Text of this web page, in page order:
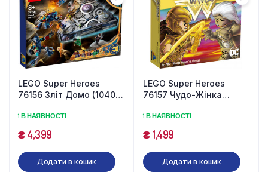
LEGO Super Heroes
76156 Зліт Домо (1040
1 В НАЯВНОСТІ
₴4,399
Додати в кошик
LEGO Super Heroes
76157 Чудо-Жінка
деталь)
1 В НАЯВНОСТІ
₴1,499
Додати в кошик